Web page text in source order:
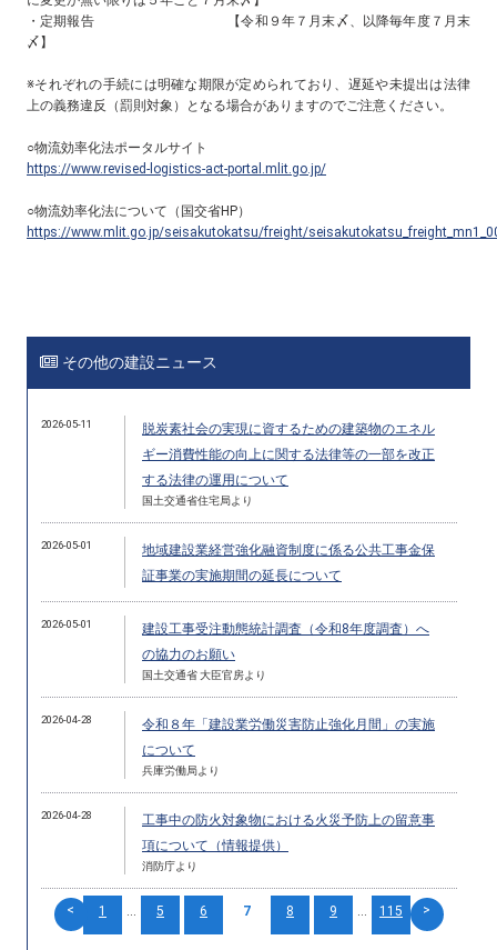
・定期報告
【令和９年７月末〆、以降毎年度７月末
〆】
※それぞれの手続には明確な期限が定められており、遅延や未提出は法律
上の義務違反（罰則対象）となる場合がありますのでご注意ください。
○物流効率化法ポータルサイト
https://www.revised-logistics-act-portal.mlit.go.jp/
○物流効率化法について（国交省HP）
https://www.mlit.go.jp/seisakutokatsu/freight/
その他の建設ニュース
2026-05-11
脱炭素社会の実現に資するための建築物のエネル
ギー消費性能の向上に関する法律等の一部を改正
する法律の運用について
国土交通省住宅局より
2026-05-01
地域建設業経営強化融資制度に係る公共工事金保
証事業の実施期間の延長について
2026-05-01
建設工事受注動態統計調査（令和8年度調査）へ
の協力のお願い
国土交通省 大臣官房より
2026-04-28
令和８年「建設業労働災害防止強化月間」の実施
について
兵庫労働局より
2026-04-28
工事中の防火対象物における火災予防上の留意事
項について（情報提供）
消防庁より
< 1 ... 5 6 7 8 9 ... 115 >